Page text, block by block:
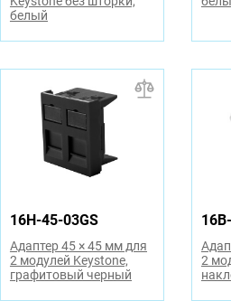
белый
16H-45-03GS
Адаптер 45 × 45 мм для
2 модулей Keystone,
графитовый черный
2